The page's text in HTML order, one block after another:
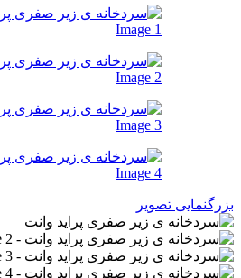
بزرگنمایی تصویر